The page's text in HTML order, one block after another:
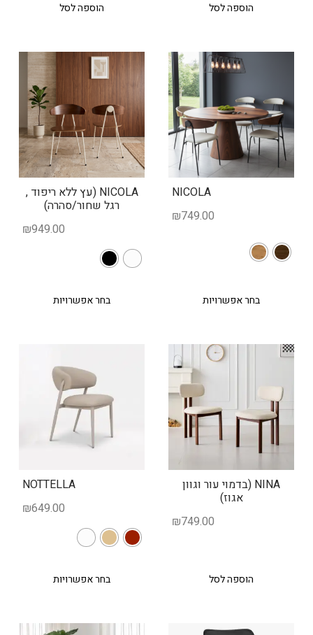
הוספה לסל הוספה לסל
NICOLA
₪749.00
בחר אפשרויות
NICOLA (עץ ללא ריפוד ,
רגל שחור/סהרה)
₪949.00
בחר אפשרויות
NINA (בדמוי עור וגוון
אגוז)
₪749.00
הוספה לסל
NOTTELLA
₪649.00
בחר אפשרויות